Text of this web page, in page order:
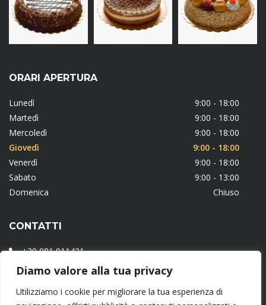
Diamo valore alla tua privacy
Utilizziamo i cookie per migliorare la tua esperienza di
ORARI APERTURA
Lunedì
9:00 - 18:00
Martedì
9:00 - 18:00
Mercoledì
9:00 - 18:00
Giovedì
9:00 - 18:00
Venerdì
9:00 - 18:00
Sabato
9:00 - 13:00
Domenica
Chiuso
CONTATTI
+39 081 911421
Via Fiorentini, 19 – 84087 Sarno (NA)
info@freemontcommerciale.it